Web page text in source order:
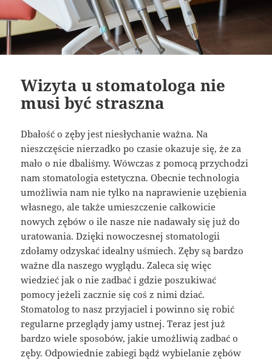
Wizyta u stomatologa nie
musi być straszna
Dbałość o zęby jest niesłychanie ważna. Na
nieszczęście nierzadko po czasie okazuje się, że za
mało o nie dbaliśmy. Wówczas z pomocą przychodzi
nam stomatologia estetyczna. Obecnie technologia
umożliwia nam nie tylko na naprawienie uzębienia
własnego, ale także umieszczenie całkowicie
nowych zębów o ile nasze nie nadawały się już do
uratowania. Dzięki nowoczesnej stomatologii
zdołamy odzyskać idealny uśmiech. Zęby są bardzo
ważne dla naszego wyglądu. Zaleca się więc
wiedzieć jak o nie zadbać i gdzie poszukiwać
pomocy jeżeli zacznie się coś z nimi dziać.
Stomatolog to nasz przyjaciel i powinno się robić
regularne przeglądy jamy ustnej. Teraz jest już
bardzo wiele sposobów, jakie umożliwią zadbać o
zęby. Odpowiednie zabiegi bądź wybielanie zębów